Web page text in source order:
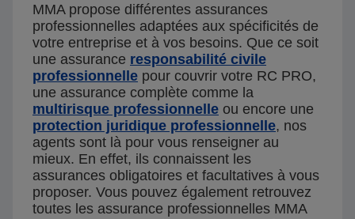
MMA propose différentes assurances
professionnelles adaptées aux spécificités de
votre entreprise et à vos besoins. Que ce soit
une assurance responsabilité civile
professionnelle pour couvrir votre RC PRO,
une assurance complète comme la
multirisque professionnelle ou encore une
protection juridique professionnelle, nos
agents sont là pour vous renseigner au
mieux. En effet, ils connaissent les
assurances obligatoires et facultatives à vous
proposer. Vous pouvez également retrouvez
toutes les assurance professionnelles MMA